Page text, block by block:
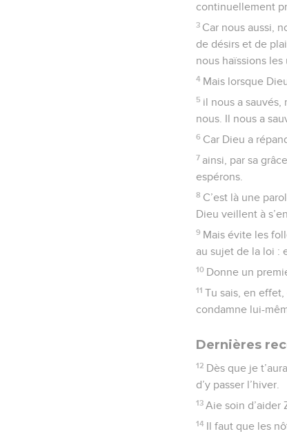
continuellement
3 Car nous aussi,
de désirs et de
nous haïssions les
4 Mais lorsque
5 il nous a sauvés,
nous. Il nous a
6 Car Dieu a
7 ainsi, par sa
espérons.
8 C’est là une
Dieu veillent à
9 Mais évite les
au sujet de la loi :
10 Donne un
11 Tu sais, en effet,
condamne lui-
Dernières
12 Dès que je
d’y passer l’hiver.
13 Aie soin d’aider
14 Il faut que les